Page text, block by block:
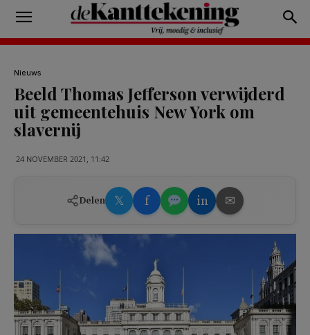
Nieuws
Beeld Thomas Jefferson verwijderd
uit gemeentehuis New York om
slavernij
24 NOVEMBER 2021, 11:42
Delen 𝕏 f in ✉